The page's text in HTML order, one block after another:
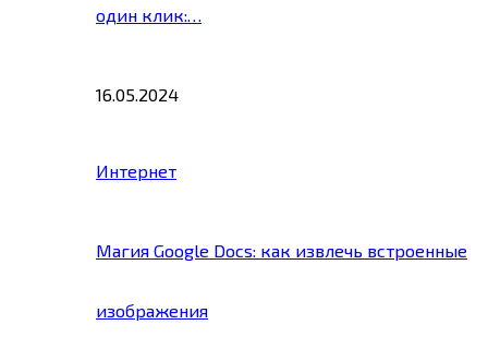
один клик:…
16.05.2024
Интернет
Магия Google Docs: как извлечь встроенные
изображения